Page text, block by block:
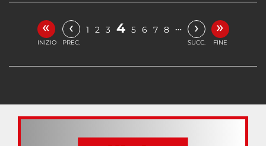
«
INIZIO
‹
PREC.
1 2 3 4 5 6 7 8 … ›
SUCC.
»
FINE